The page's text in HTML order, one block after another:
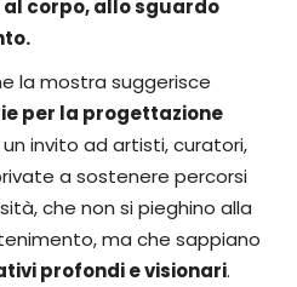
corpo, allo sguardo
la mostra suggerisce
per la progettazione
un invito ad artisti, curatori,
a sostenere percorsi
che non si pieghino alla
ma che sappiano
profondi e visionari.